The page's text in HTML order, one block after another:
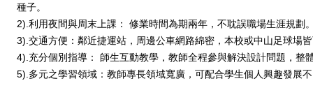
種子。
2).利用夜間與周末上課： 修業時間為期兩年，不耽誤職場生涯規劃
3).交通方便：鄰近捷運站，周邊公車網路綿密，本校或中山足球場
4).充分個別指導： 師生互動教學，教師全程參與解決設計問題，整
5).多元之學習領域：教師專長領域寬廣，可配合學生個人興趣發展